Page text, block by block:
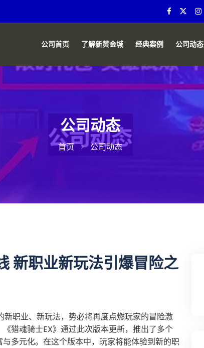
公司首页 了解新黄金城 经典案例 公司动态
公司动态
首页 公司动态
新职业新玩法引爆冒险之
新职业、新玩法，势必将再度点燃玩家的冒险激
猎魂骑士EX》通过此次版本更新，推出了多个
多元化。在这个版本中，玩家将能体验到新的职